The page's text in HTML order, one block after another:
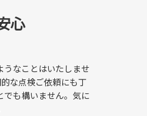
心
なことはいたしませ
な点検ご依頼にも丁
でも構いません。気に